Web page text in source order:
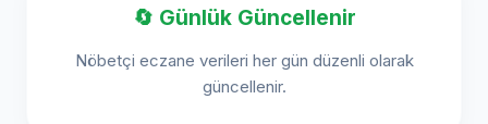
🔄 Günlük Güncellenir
Nöbetçi eczane verileri her gün düzenli olarak
güncellenir.